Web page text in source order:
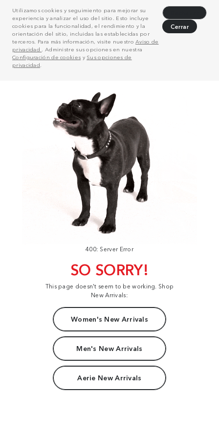
Utilizamos cookies y seguimiento para mejorar su
experiencia y analizar el uso del sitio. Esto incluye
cookies para la funcionalidad, el rendimiento y la
orientación del sitio, incluidas las establecidas por
terceros. Para más información, visite nuestroAviso de
privacidad
. Administre sus opciones en nuestra
Configuración de cookies y Sus opciones de
privacidad
Cerrar
400: Server Error
SO SORRY!
This page doesn't seem to be working. Shop
New Arrivals:
Women's New Arrivals
Men's New Arrivals
Aerie New Arrivals